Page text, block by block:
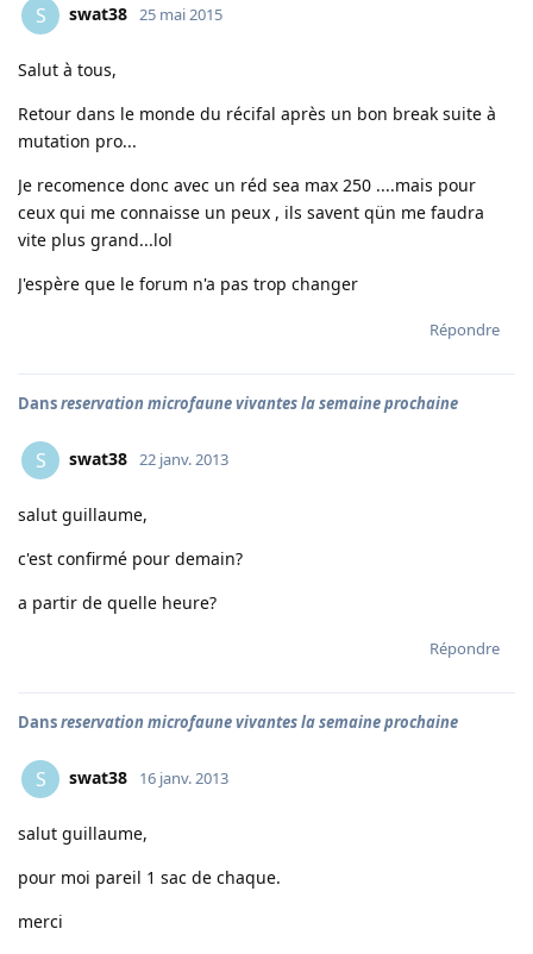
S swat38 25 mai 2015
Salut à tous,
Retour dans le monde du récifal après un bon break suite à
mutation pro...
Je recomence donc avec un réd sea max 250 ....mais pour
ceux qui me connaisse un peux , ils savent qün me faudra
vite plus grand...lol
J'espère que le forum n'a pas trop changer
Répondre
Dansreservation microfaune vivantes la semaine prochaine
S swat38 22 janv. 2013
salut guillaume,
c'est confirmé pour demain?
a partir de quelle heure?
Répondre
Dansreservation microfaune vivantes la semaine prochaine
S swat38 16 janv. 2013
salut guillaume,
pour moi pareil 1 sac de chaque.
merci